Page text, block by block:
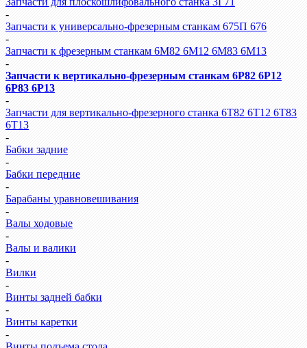
-
Запчасти к универсально-фрезерным станкам 675П 676
-
Запчасти к фрезерным станкам 6М82 6М12 6М83 6М13
-
Запчасти к вертикально-фрезерным станкам 6Р82 6Р12
6Р83 6Р13
-
Запчасти для вертикально-фрезерного станка 6Т82 6Т12 6Т83
6Т13
-
Бабки задние
-
Бабки передние
-
Барабаны уравновешивания
-
Валы ходовые
-
Валы и валики
-
Вилки
-
Винты задней бабки
-
Винты каретки
-